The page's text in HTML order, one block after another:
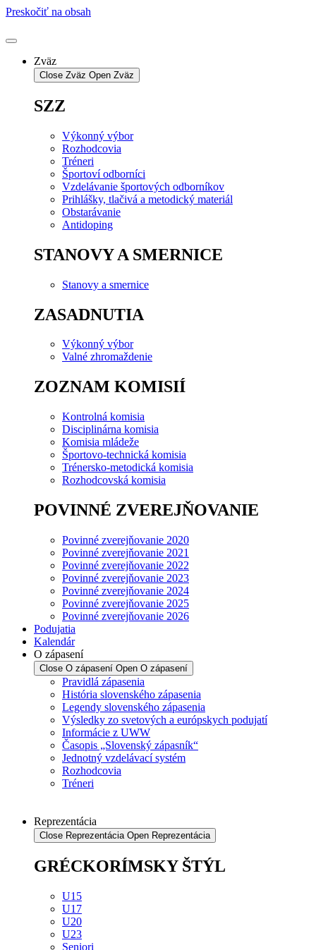
Preskočiť na obsah
Zväz
Close Zväz Open Zväz
SZZ
Výkonný výbor
Rozhodcovia
Tréneri
Športoví odborníci
Vzdelávanie športových odborníkov
Prihlášky, tlačivá a metodický materiál
Obstarávanie
Antidoping
STANOVY A SMERNICE
Stanovy a smernice
ZASADNUTIA
Výkonný výbor
Valné zhromaždenie
ZOZNAM KOMISIÍ
Kontrolná komisia
Disciplinárna komisia
Komisia mládeže
Športovo-technická komisia
Trénersko-metodická komisia
Rozhodcovská komisia
POVINNÉ ZVEREJŇOVANIE
Povinné zverejňovanie 2020
Povinné zverejňovanie 2021
Povinné zverejňovanie 2022
Povinné zverejňovanie 2023
Povinné zverejňovanie 2024
Povinné zverejňovanie 2025
Povinné zverejňovanie 2026
Podujatia
Kalendár
O zápasení
Close O zápasení Open O zápasení
Pravidlá zápasenia
História slovenského zápasenia
Legendy slovenského zápasenia
Výsledky zo svetových a európskych podujatí
Informácie z UWW
Časopis „Slovenský zápasník“
Jednotný vzdelávací systém
Rozhodcovia
Tréneri
Reprezentácia
Close Reprezentácia Open Reprezentácia
GRÉCKORÍMSKY ŠTÝL
U15
U17
U20
U23
Seniori